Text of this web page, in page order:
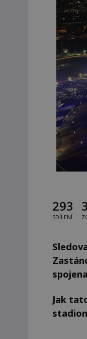
293
SDÍLENÍ
Jak